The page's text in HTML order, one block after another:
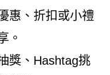
惠、折扣或小禮
。
獎、Hashtag挑